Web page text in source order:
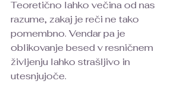
Teoretično lahko večina od nas
razume, zakaj je reči ne tako
pomembno. Vendar pa je
oblikovanje besed v resničnem
življenju lahko strašljivo in
utesnjujoče.